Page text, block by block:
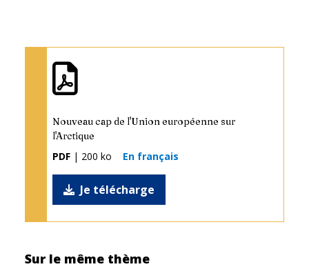
Nouveau cap de l'Union européenne sur
l'Arctique
PDF | 200 ko En français
Je télécharge
Sur le même thème